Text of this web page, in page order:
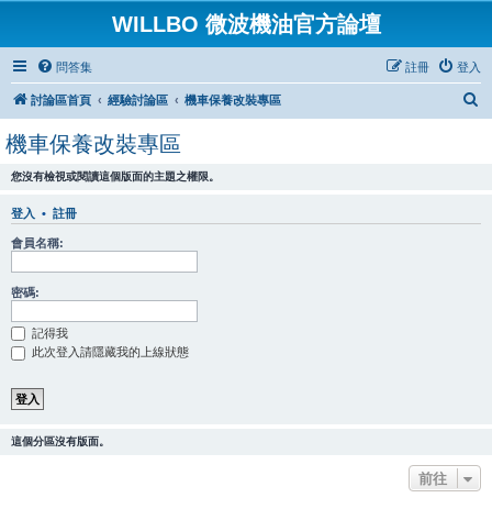
WILLBO 微波機油官方論壇
問答集 登入
註冊
討論區首頁 經驗討論區 機車保養改裝專區
機車保養改裝專區
您沒有檢視或閱讀這個版面的主題之權限。
登入 • 註冊
會員名稱:
密碼:
記得我
此次登入請隱藏我的上線狀態
這個分區沒有版面。
前往